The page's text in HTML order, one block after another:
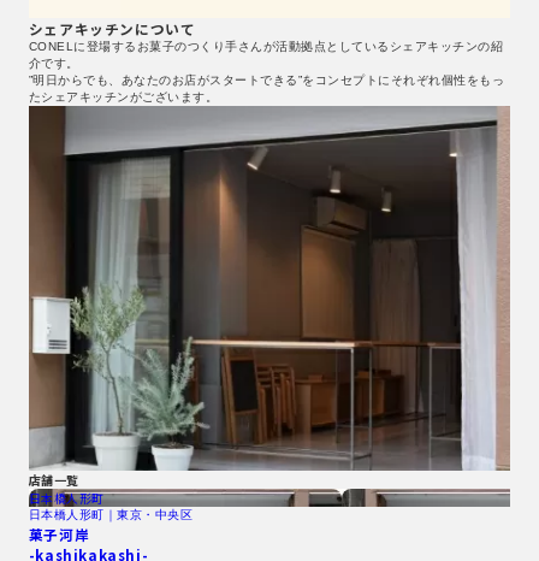
シェアキッチンについて
CONELに登場するお菓子のつくり手さんが活動拠点としているシェアキッチンの紹
介です。
”明日からでも、あなたのお店がスタートできる”をコンセプトにそれぞれ個性をもっ
たシェアキッチンがございます。
店舗一覧
日本橋人形町
日本橋人形町｜東京・中央区
菓子河岸
-kashikakashi-